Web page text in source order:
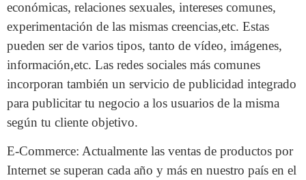
económicas, relaciones sexuales, intereses comunes,
experimentación de las mismas creencias,etc. Estas
pueden ser de varios tipos, tanto de vídeo, imágenes,
información,etc. Las redes sociales más comunes
incorporan también un servicio de publicidad integrado
para publicitar tu negocio a los usuarios de la misma
según tu cliente objetivo.
E-Commerce: Actualmente las ventas de productos por
Internet se superan cada año y más en nuestro país en el